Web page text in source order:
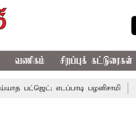
வணிகம் சிறப்புக் கட்டுரைகள்
எடப்பாடி பழனிசாமி